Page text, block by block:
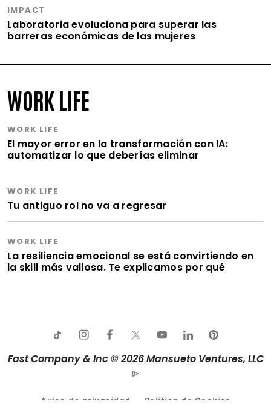
IMPACT
Laboratoria evoluciona para superar las
barreras económicas de las mujeres
WORK LIFE
WORK LIFE
El mayor error en la transformación con IA:
automatizar lo que deberías eliminar
WORK LIFE
Tu antiguo rol no va a regresar
WORK LIFE
La resiliencia emocional se está convirtiendo en
la skill más valiosa. Te explicamos por qué
Fast Company & Inc © 2026 Mansueto Ventures, LLC
Aviso de privacidad Política de Cookies